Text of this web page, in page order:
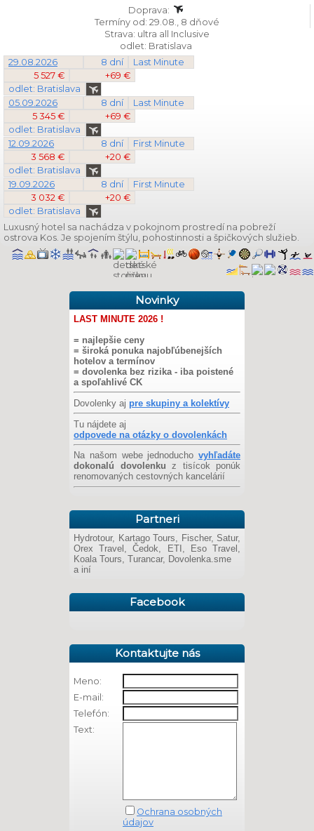
Doprava:
Termíny od: 29.08., 8 dňové
Strava: ultra all Inclusive
odlet: Bratislava
29.08.2026
8 dní
Last Minute
5 527 €
+69 €
odlet: Bratislava
05.09.2026
8 dní
Last Minute
5 345 €
+69 €
odlet: Bratislava
12.09.2026
8 dní
First Minute
3 568 €
+20 €
odlet: Bratislava
19.09.2026
8 dní
First Minute
3 032 €
+20 €
odlet: Bratislava
Luxusný hotel sa nachádza v pokojnom prostredí na pobreží
ostrova Kos. Je spojením štýlu, pohostinnosti a špičkových služieb.
Novinky
LAST MINUTE 2026 !
= najlepšie ceny
= široká ponuka najobľúbenejších
hotelov a termínov
= dovolenka bez rizika - iba poistené
a spoľahlivé CK
Dovolenky aj pre skupiny a kolektívy
Tu nájdete aj
odpovede na otázky o dovolenkách
Na našom webe jednoducho vyhľadáte
dokonalú dovolenku z tisícok ponúk
renomovaných cestovných kancelárií
Partneri
Hydrotour, Kartago Tours, Fischer, Satur,
Orex Travel, Čedok, ETI, Eso Travel,
Koala Tours, Turancar, Dovolenka.sme
a iní
Facebook
Kontaktujte nás
Meno:
E-mail:
Telefón:
Text:
Ochrana osobných
údajov